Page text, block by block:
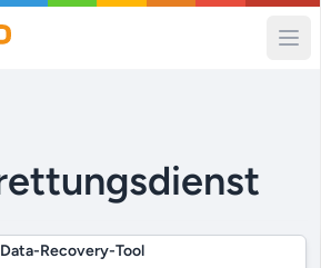
Data-Recovery-Tool